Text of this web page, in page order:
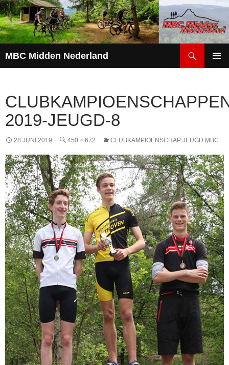
MBC Midden Nederland
INHOUD
2019-JEUGD-8
28 JUNI 2019 450 × 672 CLUBKAMPIOENSCHAP JEUGD MBC